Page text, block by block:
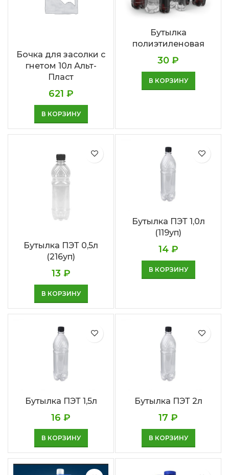
Бочка для засолки с
гнетом 10л Альт-
Пласт
621 ₽
В КОРЗИНУ
Бутылка
полиэтиленовая
30 ₽
В КОРЗИНУ
Бутылка ПЭТ 0,5л
(216уп)
13 ₽
В КОРЗИНУ
Бутылка ПЭТ 1,0л
(119уп)
14 ₽
В КОРЗИНУ
Бутылка ПЭТ 1,5л
16 ₽
В КОРЗИНУ
Бутылка ПЭТ 2л
17 ₽
В КОРЗИНУ